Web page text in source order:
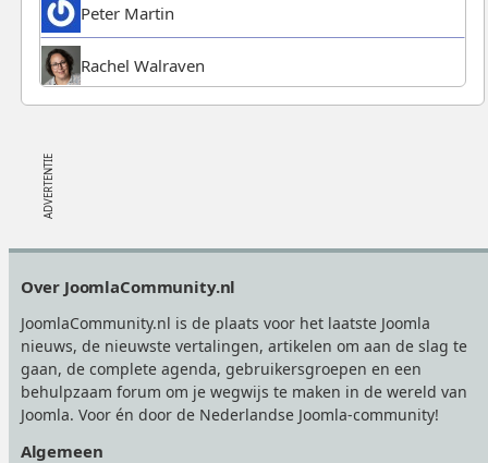
Peter Martin
Rachel Walraven
Over JoomlaCommunity.nl
JoomlaCommunity.nl is de plaats voor het laatste Joomla
nieuws, de nieuwste vertalingen, artikelen om aan de slag te
gaan, de complete agenda, gebruikersgroepen en een
behulpzaam forum om je wegwijs te maken in de wereld van
Joomla. Voor én door de Nederlandse Joomla-community!
Algemeen